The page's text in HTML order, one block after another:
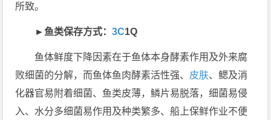
所致。
►鱼类保存方式：3C1Q
鱼体鲜度下降因素在于​​鱼体本身酵素作用及外来腐
败细菌的分解，而鱼体鱼肉酵素活性强、 皮肤、鳃及消
化器官易附着细菌、鱼类皮薄，鳞片易脱落，细菌易侵
入、水分多细菌易作用及种类繁多、船上保鲜作业不便